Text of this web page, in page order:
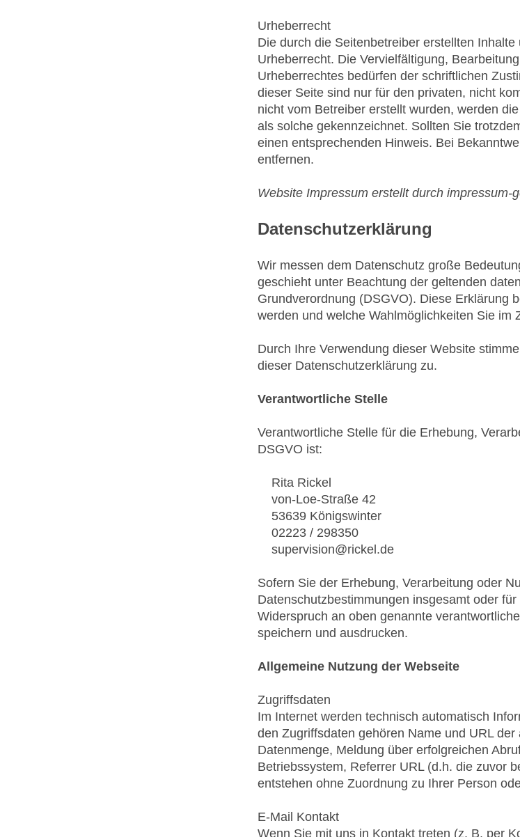
Urheberrecht
Die durch die Seitenbetreiber erstellten
Urheberrecht. Die Vervielfältigung,
Urheberrechtes bedürfen der schriftlichen
dieser Seite sind nur für den privaten, nicht
nicht vom Betreiber erstellt wurden, werden
als solche gekennzeichnet. Sollten Sie
einen entsprechenden Hinweis. Bei
entfernen.
Website Impressum erstellt durch impressum-
Datenschutzerklärung
Wir messen dem Datenschutz große
geschieht unter Beachtung der geltenden
Grundverordnung (DSGVO). Diese Erklärung
werden und welche Wahlmöglichkeiten Sie
Durch Ihre Verwendung dieser Website
dieser Datenschutzerklärung zu.
Verantwortliche Stelle
Verantwortliche Stelle für die Erhebung,
DSGVO ist:
Rita Rickel
von-Loe-Straße 42
53639 Königswinter
02223 / 298350
supervision@rickel.de
Sofern Sie der Erhebung, Verarbeitung oder
Datenschutzbestimmungen insgesamt oder
Widerspruch an oben genannte
speichern und ausdrucken.
Allgemeine Nutzung der Webseite
Zugriffsdaten
Im Internet werden technisch automatisch
den Zugriffsdaten gehören Name und URL
Datenmenge, Meldung über erfolgreichen
Betriebssystem, Referrer URL (d.h. die zuvor
entstehen ohne Zuordnung zu Ihrer Person
E-Mail Kontakt
Wenn Sie mit uns in Kontakt treten (z. B. per